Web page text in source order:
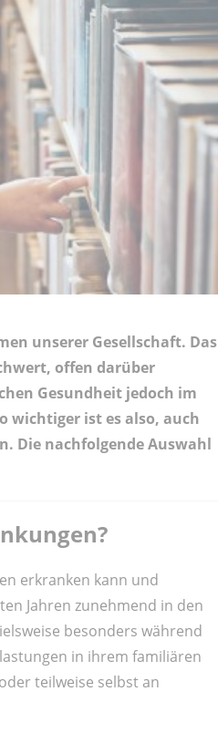
unserer Gesellschaft. Das
offen darüber
Gesundheit jedoch im
wichtiger ist es also, auch
Die nachfolgende Auswahl
erkranken kann und
Jahren zunehmend in den
besonders während
in ihrem familiären
teilweise selbst an